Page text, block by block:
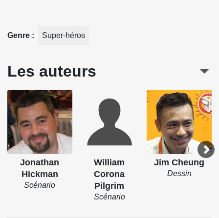
Genre Super-héros
Les auteurs
Jonathan
Hickman
Scénario
William
Corona
Pilgrim
Scénario
Jim Cheung
Dessin